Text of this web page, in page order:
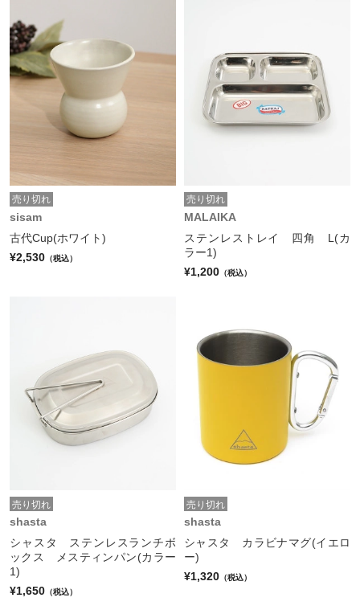
売り切れ
sisam
古代Cup(ホワイト)
¥2,530 （税込）
売り切れ
MALAIKA
ステンレストレイ 四角 L(カ
ラー1)
¥1,200 （税込）
売り切れ
shasta
シャスタ ステンレスランチボ
ックス メスティンパン(カラー
1)
¥1,650 （税込）
売り切れ
shasta
シャスタ カラビナマグ(イエロ
ー)
¥1,320 （税込）